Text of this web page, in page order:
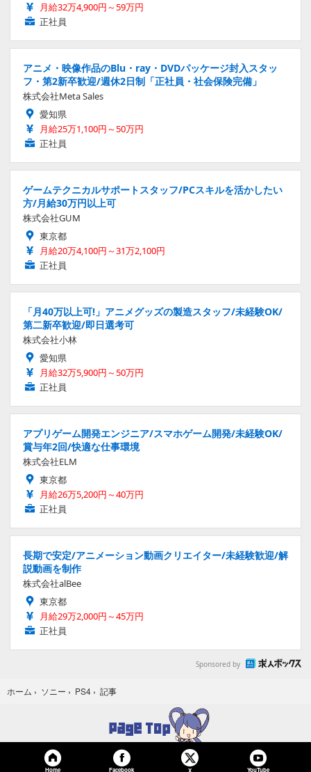
月給32万4,900円～59万円
正社員
アニメ・映像作品のBlu・ray・DVDパッケージ封入スタッ
フ・第2新卒歓迎/週休2日制「正社員・社会保険完備」
株式会社Meta Sales
愛知県
月給25万1,100円～50万円
正社員
ゲームテクニカルサポートスタッフ/PCスキルを活かしたい
方/月給30万円以上可
株式会社GUM
東京都
月給20万4,100円～31万2,100円
正社員
「月40万以上可!」アニメグッズの製造スタッフ/未経験OK/
第二新卒歓迎/即日選考可
株式会社小林
愛知県
月給32万5,900円～50万円
正社員
アプリゲーム開発エンジニア/スマホゲーム開発/未経験OK/
賞与年2回/快適な仕事環境
株式会社ELM
東京都
月給26万5,200円～40万円
正社員
長期で安定/アニメーション動画クリエイター/未経験歓迎/解
説動画を制作
株式会社alBee
東京都
月給29万2,000円～45万円
正社員
Sponsored by
ホーム › ソニー › PS4 › 記事
Home Facebook X YouTube